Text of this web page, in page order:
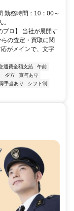
勤務時間：10：00～
プロ】 当社が展開す
の査定・買取に関
がメインで、文字
通費全額支給
午前
夕方
賞与あり
手当あり
シフト制